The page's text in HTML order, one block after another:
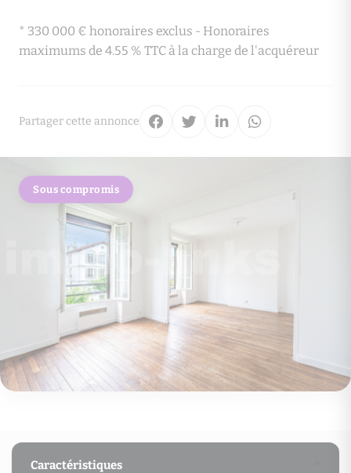
Sous compromis
* 330 000 € honoraires exclus - Honoraires
maximums de 4.55 % TTC à la charge de l'acquéreur
Partager cette annonce
Caractéristiques